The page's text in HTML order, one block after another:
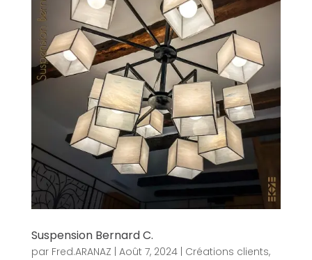
Suspension Bernard C.
par Fred.ARANAZ Août 7, 2024| Créations clients,